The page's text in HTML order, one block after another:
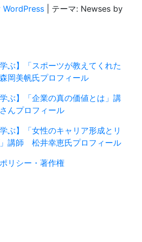
テーマ: Newses by
学ぶ】「スポーツが教えてくれた
岡美帆氏プロフィール
学ぶ】「企業の真の価値とは」講
んプロフィール
ぶ】「女性のキャリア形成とリ
講師 松井幸恵氏プロフィール
リシー・著作権